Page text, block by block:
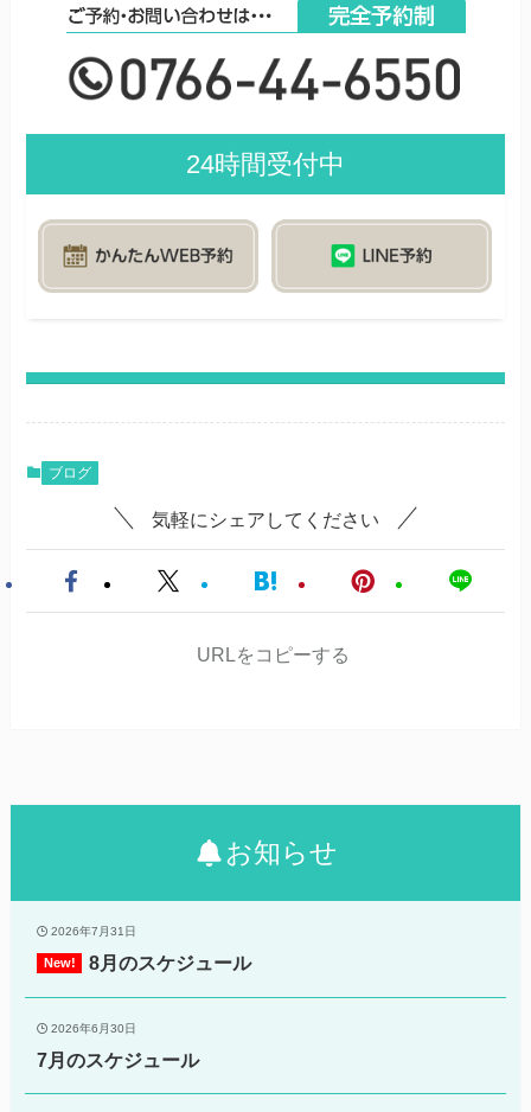
24時間受付中
ブログ
気軽にシェアしてください
URLをコピーする
お知らせ
2026年7月31日
8月のスケジュール
2026年6月30日
7月のスケジュール